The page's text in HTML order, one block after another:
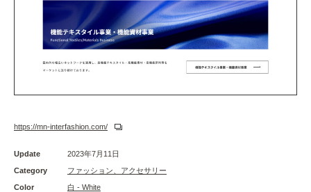
https://mn-interfashion.com/
Update
2023年7月11日
Category
ファッション、アクセサリー
Color
白 - White